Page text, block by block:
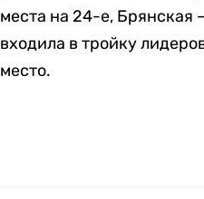
места на 24-е, Брянская
входила в тройку
место.